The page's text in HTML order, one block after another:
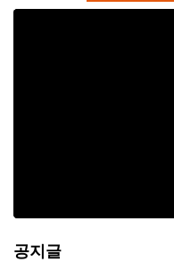
공지글